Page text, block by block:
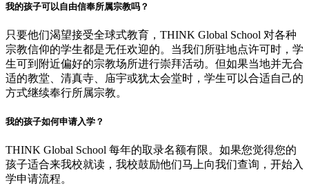
我的孩子可以自由信奉所属宗教吗？
只要他们渴望接受全球式教育，THINK Global School 对各种
宗教信仰的学生都是无任欢迎的。当我们所驻地点许可时，学
生可到附近偏好的宗教场所进行崇拜活动。但如果当地并无合
适的教堂、清真寺、庙宇或犹太会堂时，学生可以合适自己的
方式继续奉行所属宗教。
我的孩子如何申请入学？
THINK Global School 每年的取录名额有限。如果您觉得您的
孩子适合来我校就读，我校鼓励他们马上向我们查询，开始入
学申请流程。